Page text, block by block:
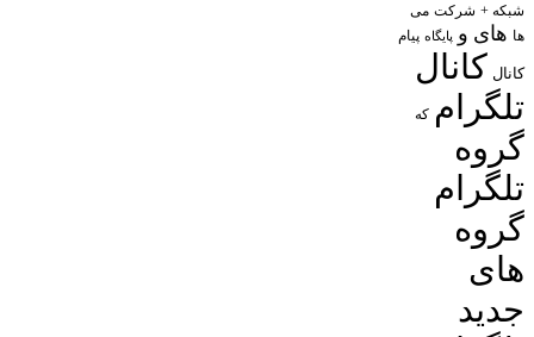
شبکه + شرکت می
ها های و پایگاه پیام
کانال کانال
تلگرام که
گروه
تلگرام
گروه
های
جدید